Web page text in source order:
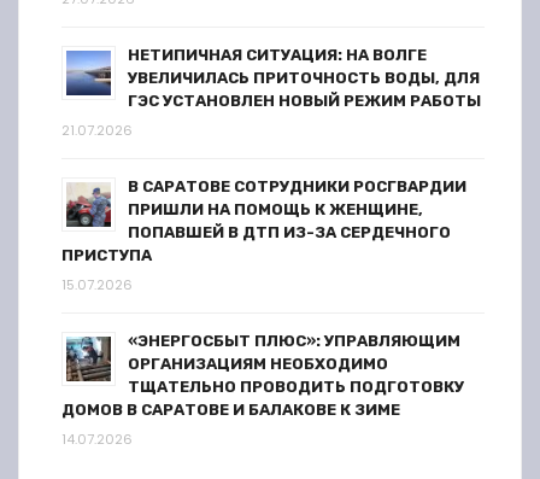
НЕТИПИЧНАЯ СИТУАЦИЯ: НА ВОЛГЕ
УВЕЛИЧИЛАСЬ ПРИТОЧНОСТЬ ВОДЫ, ДЛЯ
ГЭС УСТАНОВЛЕН НОВЫЙ РЕЖИМ РАБОТЫ
21.07.2026
В САРАТОВЕ СОТРУДНИКИ РОСГВАРДИИ
ПРИШЛИ НА ПОМОЩЬ К ЖЕНЩИНЕ,
ПОПАВШЕЙ В ДТП ИЗ-ЗА СЕРДЕЧНОГО
ПРИСТУПА
15.07.2026
«ЭНЕРГОСБЫТ ПЛЮС»: УПРАВЛЯЮЩИМ
ОРГАНИЗАЦИЯМ НЕОБХОДИМО
ТЩАТЕЛЬНО ПРОВОДИТЬ ПОДГОТОВКУ
ДОМОВ В САРАТОВЕ И БАЛАКОВЕ К ЗИМЕ
14.07.2026